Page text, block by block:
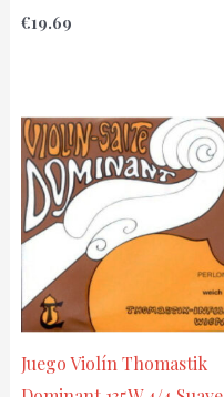
€19.69
Juego Violín Thomastik